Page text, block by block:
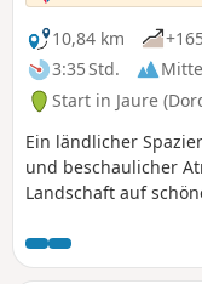
10,84 km
3:35 Std.
Start in Jaure
Ein ländlicher
und beschaulicher
Landschaft auf